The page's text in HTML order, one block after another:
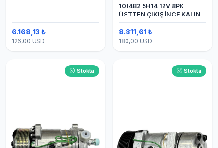
6.168,13 ₺
126,00 USD
1014B2 5H14 12V 8PK
ÜSTTEN ÇIKIŞ İNCE KALIN
(SANDEN) KLİMA
KOMPESÖRÜ
8.811,61 ₺
180,00 USD
Stokta Stokta